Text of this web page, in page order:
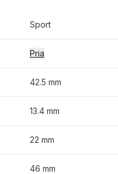
Sport
Pria
42.5 mm
13.4 mm
22 mm
46 mm